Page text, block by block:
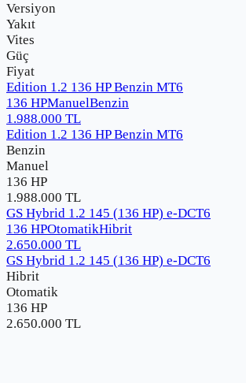
Versiyon
Yakıt
Vites
Güç
Fiyat
Edition 1.2 136 HP Benzin MT6
136 HPManuelBenzin
1.988.000 TL
Edition 1.2 136 HP Benzin MT6
Benzin
Manuel
136 HP
1.988.000 TL
GS Hybrid 1.2 145 (136 HP) e-DCT6
136 HPOtomatikHibrit
2.650.000 TL
GS Hybrid 1.2 145 (136 HP) e-DCT6
Hibrit
Otomatik
136 HP
2.650.000 TL